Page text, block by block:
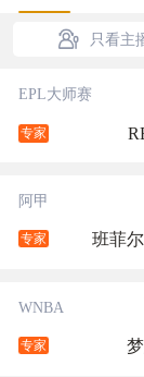
只看主
EPL大师赛
专家
阿甲
专家 班菲
WNBA
专家